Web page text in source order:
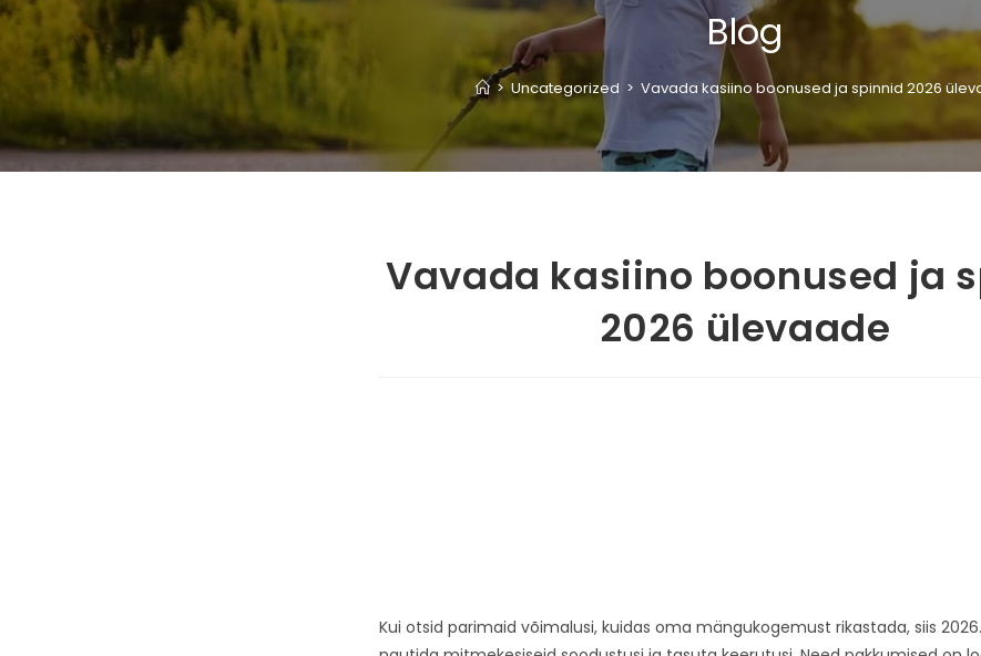
Blog
> Uncategorized > Vavada kasiino boonused ja spinnid 2026
Vavada kasiino boonused ja
2026 ülevaade
Kui otsid parimaid võimalusi, kuidas oma mängukogemust rikastada, siis